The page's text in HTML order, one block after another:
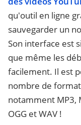
qu'outil en ligne
sauvegarder un
Son interface est
que même les
facilement. Il est
nombre de
notamment MP3,
OGG et WAV !